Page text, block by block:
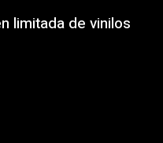
limitada de vinilos